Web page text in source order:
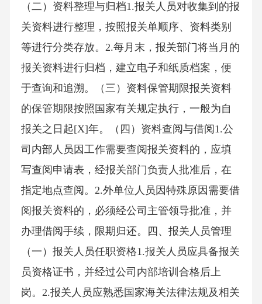
（二）资料整理与归档1.报关人员对收集到的报
关资料进行整理，按照报关单顺序、资料类别
等进行分类存放。2.每月末，报关部门将当月的
报关资料进行归档，建立电子和纸质档案，便
于查询和追溯。（三）资料保管期限报关资料
的保管期限按照国家有关规定执行，一般为自
报关之日起[X]年。（四）资料查阅与借阅1.公
司内部人员因工作需要查阅报关资料的，应填
写查阅申请表，经报关部门负责人批准后，在
指定地点查阅。2.外单位人员因特殊原因需要借
阅报关资料的，必须经公司主管领导批准，并
办理借阅手续，限期归还。四、报关人员管理
（一）报关人员任职资格1.报关人员应具备报关
员资格证书，并经过公司内部培训合格后上
岗。2.报关人员应熟悉国家海关法律法规及相关